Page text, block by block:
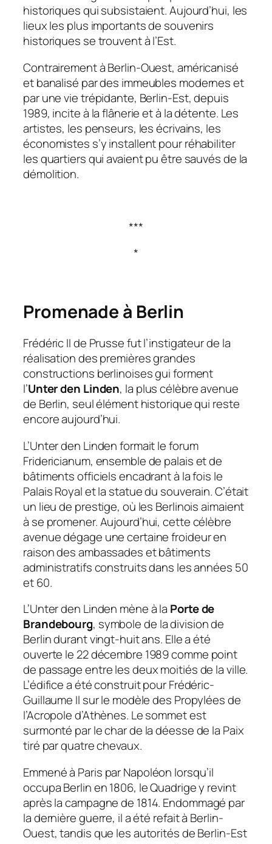
historiques qui subsistaient. Aujourd’hui, les
lieux les plus importants de souvenirs
historiques se trouvent à l’Est.
Contrairement à Berlin-Ouest, américanisé
et banalisé par des immeubles modernes et
par une vie trépidante, Berlin-Est, depuis
1989, incite à la flânerie et à la détente. Les
artistes, les penseurs, les écrivains, les
économistes s’y installent pour réhabiliter
les quartiers qui avaient pu être sauvés de la
démolition.
***
*
Promenade à Berlin
Frédéric II de Prusse fut l’instigateur de la
réalisation des premières grandes
constructions berlinoises gui forment
l’Unter den Linden, la plus célèbre avenue
de Berlin, seul élément historique qui reste
encore aujourd’hui.
L’Unter den Linden formait le forum
Fridericianum, ensemble de palais et de
bâtiments officiels encadrant à la fois le
Palais Royal et la statue du souverain. C’était
un lieu de prestige, où les Berlinois aimaient
à se promener. Aujourd’hui, cette célèbre
avenue dégage une certaine froideur en
raison des ambassades et bâtiments
administratifs construits dans les années 50
et 60.
L’Unter den Linden mène à la Porte de
Brandebourg, symbole de la division de
Berlin durant vingt-huit ans. Elle a été
ouverte le 22 décembre 1989 comme point
de passage entre les deux moitiés de la ville.
L’édifice a été construit pour Frédéric-
Guillaume Il sur le modèle des Propylées de
l’Acropole d’Athènes. Le sommet est
surmonté par le char de la déesse de la Paix
tiré par quatre chevaux.
Emmené à Paris par Napoléon lorsqu’il
occupa Berlin en 1806, le Quadrige y revint
après la campagne de 1814. Endommagé par
la dernière guerre, il a été refait à Berlin-
Ouest, tandis que les autorités de Berlin-Est